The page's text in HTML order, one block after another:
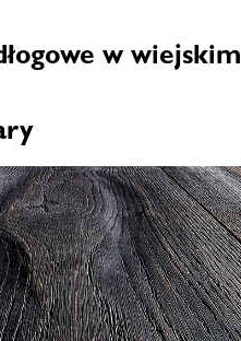
w wiejskim